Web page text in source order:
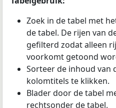
Zoek in de tabel met
de tabel. De rijen van
gefilterd zodat alleen
voorkomt getoond
Sorteer de inhoud van
kolomtitels te klikken.
Blader door de tabel
rechtsonder de tabel.